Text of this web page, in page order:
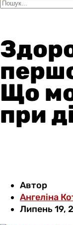
Що
при
Автор
Ангеліна
Липень 19,